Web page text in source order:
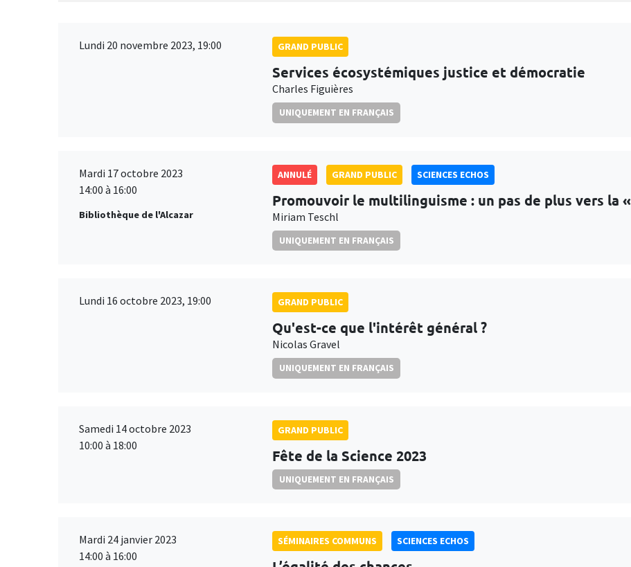
Lundi 20 novembre 2023, 19:00 GRAND PUBLIC
Services écosystémiques justice et démocratie
Charles Figuières
UNIQUEMENT EN FRANÇAIS
Mardi 17 octobre 2023
14:00 à 16:00
Bibliothèque de l'Alcazar
ANNULÉ GRAND PUBLIC SCIENCES ECHOS
Promouvoir le multilinguisme : un pas de plus vers la
Miriam Teschl
UNIQUEMENT EN FRANÇAIS
Lundi 16 octobre 2023, 19:00 GRAND PUBLIC
Qu'est-ce que l'intérêt général ?
Nicolas Gravel
UNIQUEMENT EN FRANÇAIS
Samedi 14 octobre 2023
10:00 à 18:00
GRAND PUBLIC
Fête de la Science 2023
UNIQUEMENT EN FRANÇAIS
Mardi 24 janvier 2023
14:00 à 16:00
SÉMINAIRES COMMUNS SCIENCES ECHOS